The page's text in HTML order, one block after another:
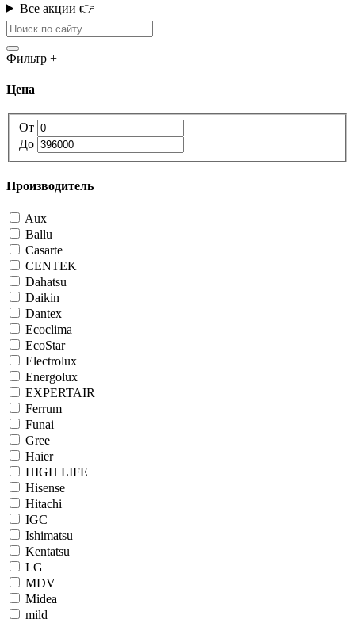
Все акции 👉
Фильтр +
Цена
От
До
Производитель
Aux
Ballu
Casarte
CENTEK
Dahatsu
Daikin
Dantex
Ecoclima
EcoStar
Electrolux
Energolux
EXPERTAIR
Ferrum
Funai
Gree
Haier
HIGH LIFE
Hisense
Hitachi
IGC
Ishimatsu
Kentatsu
LG
MDV
Midea
mild